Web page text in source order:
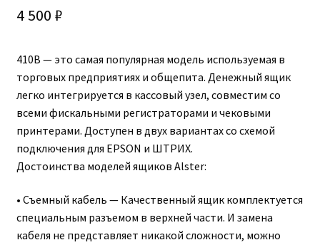
4 500 ₽
410В — это самая популярная модель используемая в
торговых предприятиях и общепита. Денежный ящик
легко интегрируется в кассовый узел, совместим со
всеми фискальными регистраторами и чековыми
принтерами. Доступен в двух вариантах со схемой
подключения для EPSON и ШТРИХ.
Достоинства моделей ящиков Alster:
• Съемный кабель — Качественный ящик комплектуется
специальным разъемом в верхней части. И замена
кабеля не представляет никакой сложности, можно